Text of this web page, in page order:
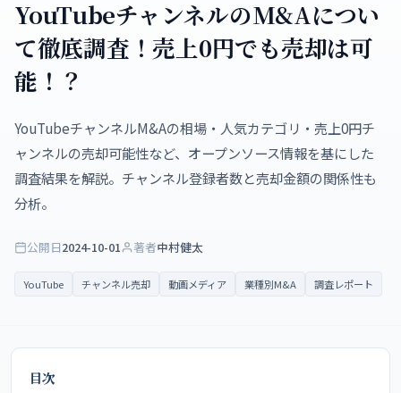
YouTubeチャンネルのM&Aについ
て徹底調査！売上0円でも売却は可
能！？
YouTubeチャンネルM&Aの相場・人気カテゴリ・売上0円チ
ャンネルの売却可能性など、オープンソース情報を基にした
調査結果を解説。チャンネル登録者数と売却金額の関係性も
分析。
公開日2024-10-01 著者中村健太
YouTube チャンネル売却 動画メディア 業種別M&A 調査レポート
目次